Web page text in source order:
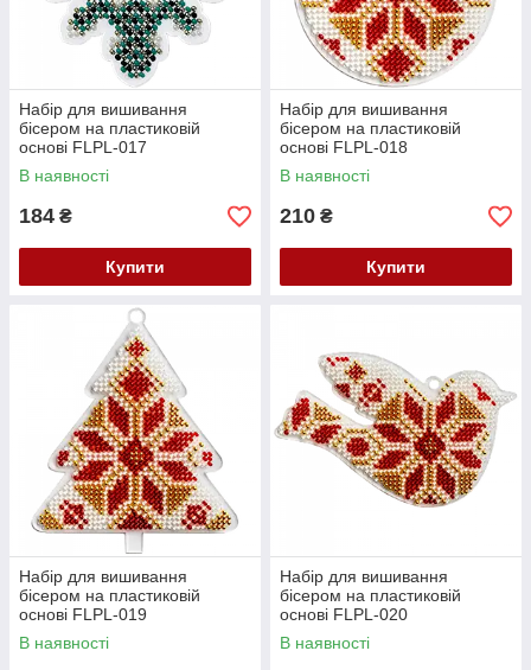
Набір для вишивання
бісером на пластиковій
основі FLPL-017
В наявності
184 ₴
Купити
Набір для вишивання
бісером на пластиковій
основі FLPL-018
В наявності
210 ₴
Купити
Набір для вишивання
бісером на пластиковій
основі FLPL-019
В наявності
Набір для вишивання
бісером на пластиковій
основі FLPL-020
В наявності